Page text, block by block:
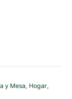
y Mesa, Hogar,